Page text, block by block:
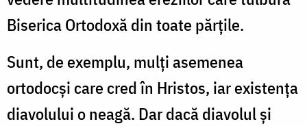
Biserica Ortodoxă din toate părţile.
Sunt, de exemplu, mulţi asemenea
ortodocşi care cred în Hristos, iar existenţa
diavolului o neagă. Dar dacă diavolul şi